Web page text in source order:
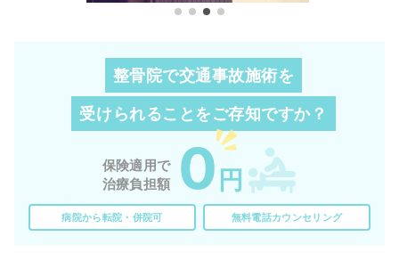
整骨院で交通事故施術を
受けられることをご存知ですか？
保険適用で
治療負担額
0 円
病院から転院・併院可 無料電話カウンセリング